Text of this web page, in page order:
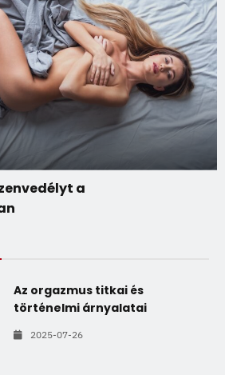
a
Az orgazmus titkai és
történelmi árnyalatai
2025-07-26